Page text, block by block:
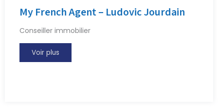
My French Agent – Ludovic Jourdain
Conseiller immobilier
Voir plus